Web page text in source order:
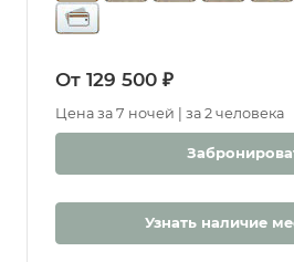
От 129 500 ₽
Цена за 7 ночей | за 2 человека
Узнать наличие